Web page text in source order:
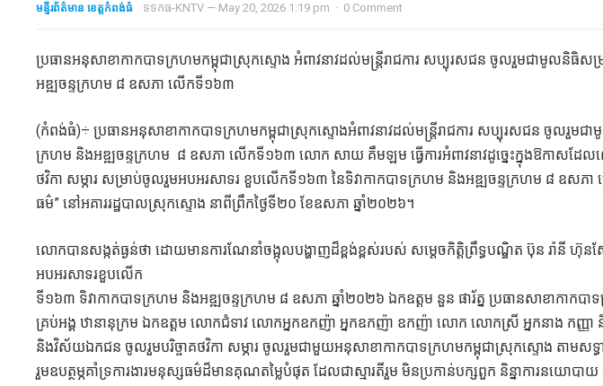
មន្ទីរព័ត៌មាន ខេត្តកំពង់ធំ ទទកធ-KNTV — May 20, 2026 1:19 pm · 0 Comment
ប្រធានអនុសាខាកាកបាទក្រហមកម្ពុជាស្រុកស្ទោង អំពាវនាវដល់មន្ត្រីរាជការ សប្បុរសជន ចូលរួមជាមូលនិធិស
អឌ្ឍចន្ទក្រហម ៨ ឧសភា លើកទី១៦៣
(កំពង់ធំ)÷ ប្រធានអនុសាខាកាកបាទក្រហមកម្ពុជាស្រុកស្ទោងអំពាវនាវដល់មន្ត្រីរាជការ សប្បុរសជន ចូលរួមជ
ក្រហម និងអឌ្ឍចន្ទក្រហម ៨ ឧសភា លើកទី១៦៣ លោក សាយ គឹមឡម ធ្វើការអំពាវនាវដូច្នេះក្នុងឱកាសដែ
ថវិកា សម្ភារ សម្រាប់ចូលរួមអបអរសាទរ ខួបលើកទី១៦៣ នៃទិវាកាកបាទក្រហម និងអឌ្ឍចន្ទក្រហម ៨ ឧសភា ក្
ធម៌” នៅអគាររដ្ឋបាលស្រុកស្ទោង នាពីព្រឹកថ្ងៃទី២០ ខែឧសភា ឆ្នាំ២០២៦។
លោកបានសង្កត់ធ្ងន់ថា ដោយមានការណែនាំចង្អុលបង្ហាញដ៏ខ្ពង់ខ្ពស់របស់ សម្តេចកិត្តិព្រឹទ្ធបណ្ឌិត ប៊ុន រ៉ានី ហ៊ុន
អបអរសាទរខួបលើក
ទី១៦៣ ទិវាកាកបាទក្រហម និងអឌ្ឍចន្ទក្រហម ៨ ឧសភា ឆ្នាំ២០២៦ ឯកឧត្តម នួន ផារ័ត្ន ប្រធានសាខាកាកបា
គ្រប់អង្គ ឋានានុក្រម ឯកឧត្តម លោកជំទាវ លោកអ្នកឧកញ៉ា អ្នកឧកញ៉ា ឧកញ៉ា លោក លោកស្រី អ្នកនាង កញ្ញា
និងវិស័យឯកជន ចូលរួមបរិច្ចាគថវិកា សម្ភារ ចូលរួមជាមួយអនុសាខាកាកបាទក្រហមកម្ពុជាស្រុកស្ទោង តាមសទ្ធា
រួមឧបត្ថម្ភគាំទ្រការងារមនុស្សធម៌ដ៏មានគុណតម្លៃបំផុត ដែលជាស្មារតីរួម មិនប្រកាន់បក្សពួក និន្នាការន